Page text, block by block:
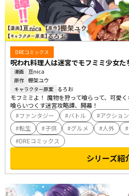
DREコミックス
呪われ料理人は迷宮でモフミミ少女た
漫画 亘nica
原作 棚架ユウ
キャラクター原案 るろお
モフミミよ！ 魔物を狩って喰らって、可愛
喰らいつくす迷宮攻略譚、開幕！
ファンタジー
バトル アクション
転生
子供 グルメ 人外
DREコミックス
シリーズ紹